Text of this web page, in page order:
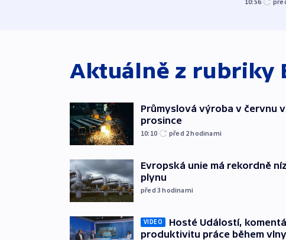
Aktuálně z rubriky
Průmyslová výroba v červnu
prosince
10:10 před 2hodinami
Evropská unie má rekordně
plynu
před 3hodinami
VIDEO
Hosté Událostí,
produktivitu práce během